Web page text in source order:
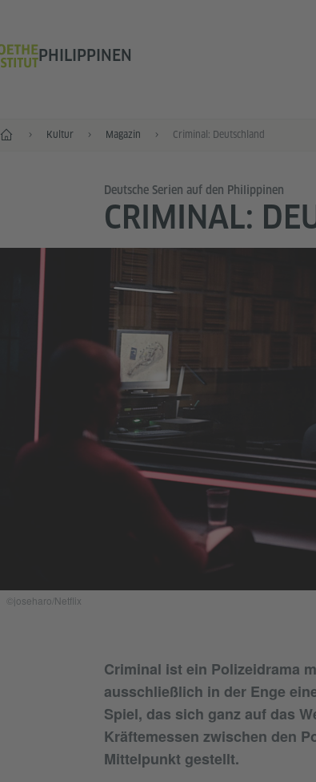
PHILIPPINEN
Start Kultur Magazin Criminal: Deutschland
Deutsche Serien auf den Philippinen
CRIMINAL:
©joseharo/Netflix
Criminal ist ein Polizeidrama
ausschließlich in der Enge
Spiel, das sich ganz auf das
Kräftemessen zwischen den
Mittelpunkt gestellt.